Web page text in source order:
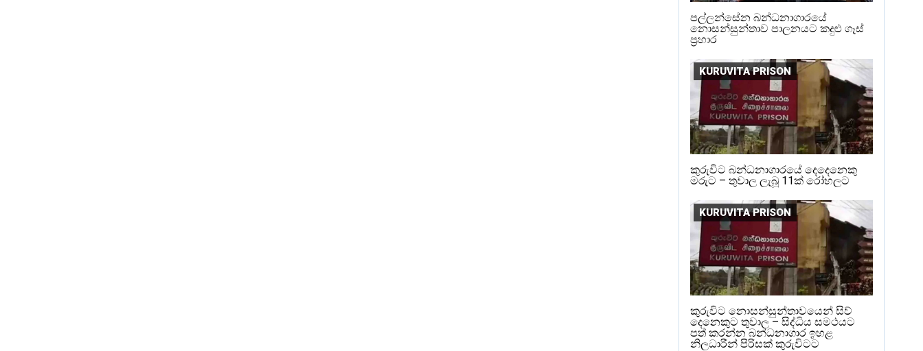
පල්ලන්සේන බන්ධනාගාරයේ
නොසන්සුන්තාව පාලනයට කදුළු ගෑස්
ප්‍රහාර
KURUVITA PRISON
කුරුවිට බන්ධනාගාරයේ දෙදෙනෙකු
මරුට – තුවාල ලැබූ 11ක් රෝහලට
KURUVITA PRISON
කුරුවිට නොසන්සුන්තාවයෙන් සිව්
දෙනෙකුට තුවාල – සිද්ධිය සමථයට
පත් කරන්න බන්ධනාගාර ඉහළ
නිලධාරීන් පිරිසක් කුරුවිටට